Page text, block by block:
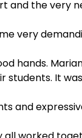
and the very
very
hands.
students. It
and